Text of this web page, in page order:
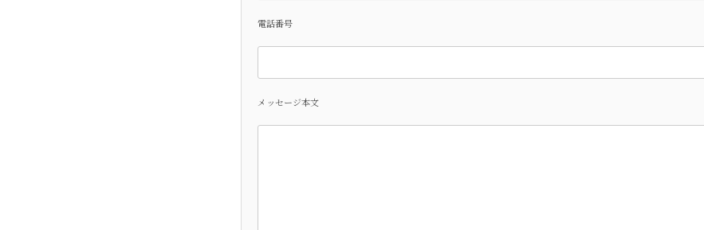
電話番号
メッセージ本文